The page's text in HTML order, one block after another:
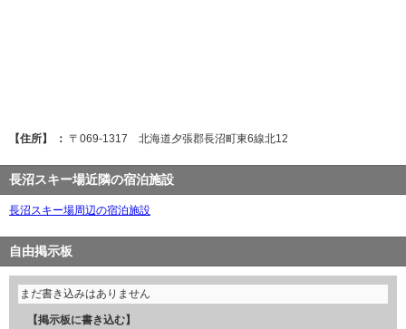
【住所】 ： 〒069-1317 北海道夕張郡長沼町東6線北12
長沼スキー場近隣の宿泊施設
長沼スキー場周辺の宿泊施設
自由掲示板
まだ書き込みはありません
【掲示板に書き込む】